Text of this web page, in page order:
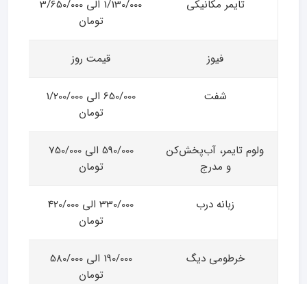
تایمر مکانیکی
1/130/000 الی 3/650/000
تومان
فیوز قیمت روز
شفت
650/000 الی 1/200/000
تومان
ولوم تایمر، آب‌پخش‌کن
و مدرج
590/000 الی 750/000
تومان
زبانه درب
330/000 الی 420/000
تومان
خرطومی دیگ
190/000 الی 580/000
تومان